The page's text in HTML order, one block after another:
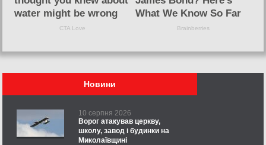
Новини
10 серпня 2026
Ворог атакував церкву,
школу, завод і будинки на
Миколаївщині